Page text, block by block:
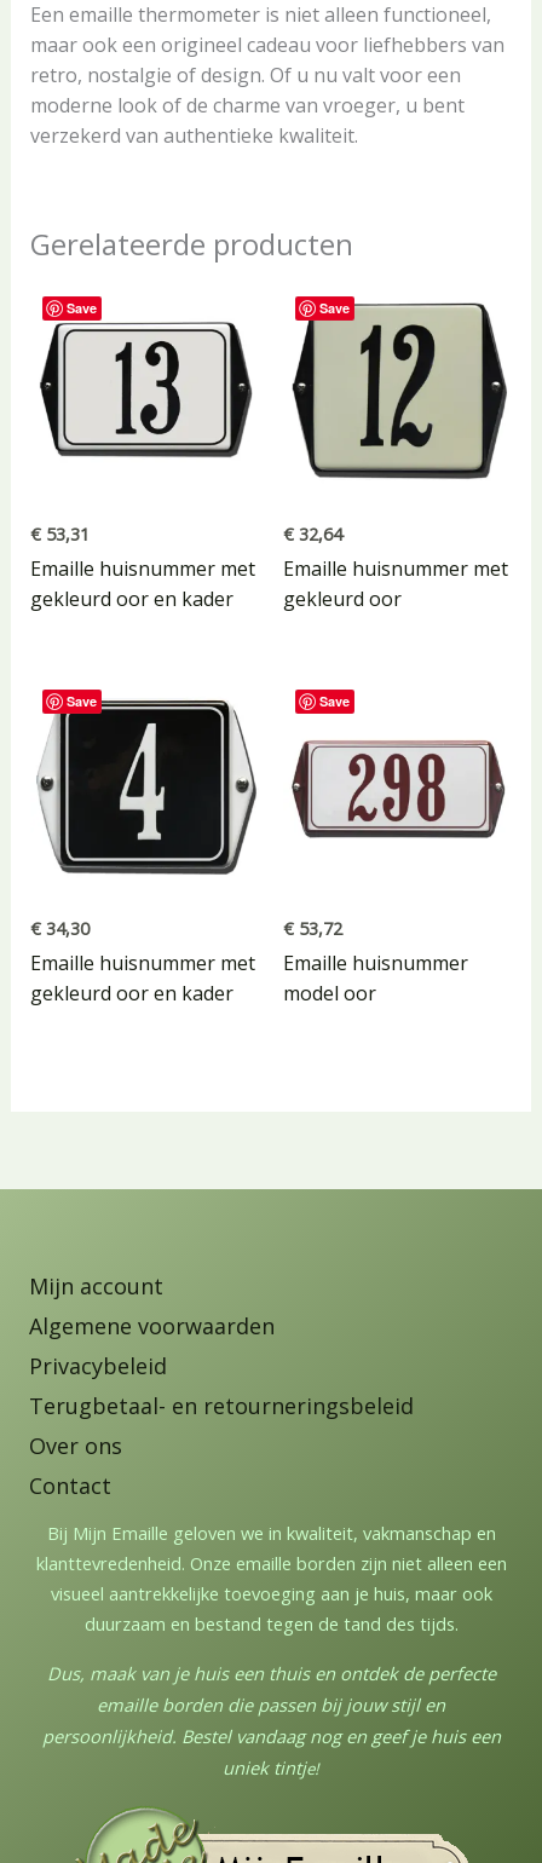
Een emaille thermometer is niet alleen functioneel,
maar ook een origineel cadeau voor liefhebbers van
retro, nostalgie of design. Of u nu valt voor een
moderne look of de charme van vroeger, u bent
verzekerd van authentieke kwaliteit.
Gerelateerde producten
Save
€53,31
Emaille huisnummer met
gekleurd oor en kader
Save
€ 32,64
Emaille huisnummer met
gekleurd oor
Save
€34,30
Emaille huisnummer met
gekleurd oor en kader
Save
€ 53,72
Emaille huisnummer
model oor
Mijn account
Algemene voorwaarden
Privacybeleid
Terugbetaal- en retourneringsbeleid
Over ons
Contact
Bij Mijn Emaille geloven we in kwaliteit, vakmanschap en
klanttevredenheid. Onze emaille borden zijn niet alleen een
visueel aantrekkelijke toevoeging aan je huis, maar ook
duurzaam en bestand tegen de tand des tijds.
Dus, maak van je huis een thuis en ontdek de perfecte
emaille borden die passen bij jouw stijl en
persoonlijkheid. Bestel vandaag nog en geef je huis een
uniek tintje!